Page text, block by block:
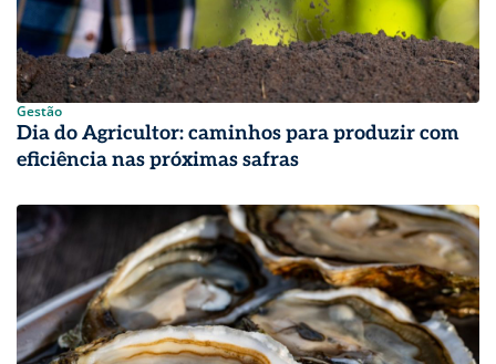
Gestão
Dia do Agricultor: caminhos para produzir com
eficiência nas próximas safras